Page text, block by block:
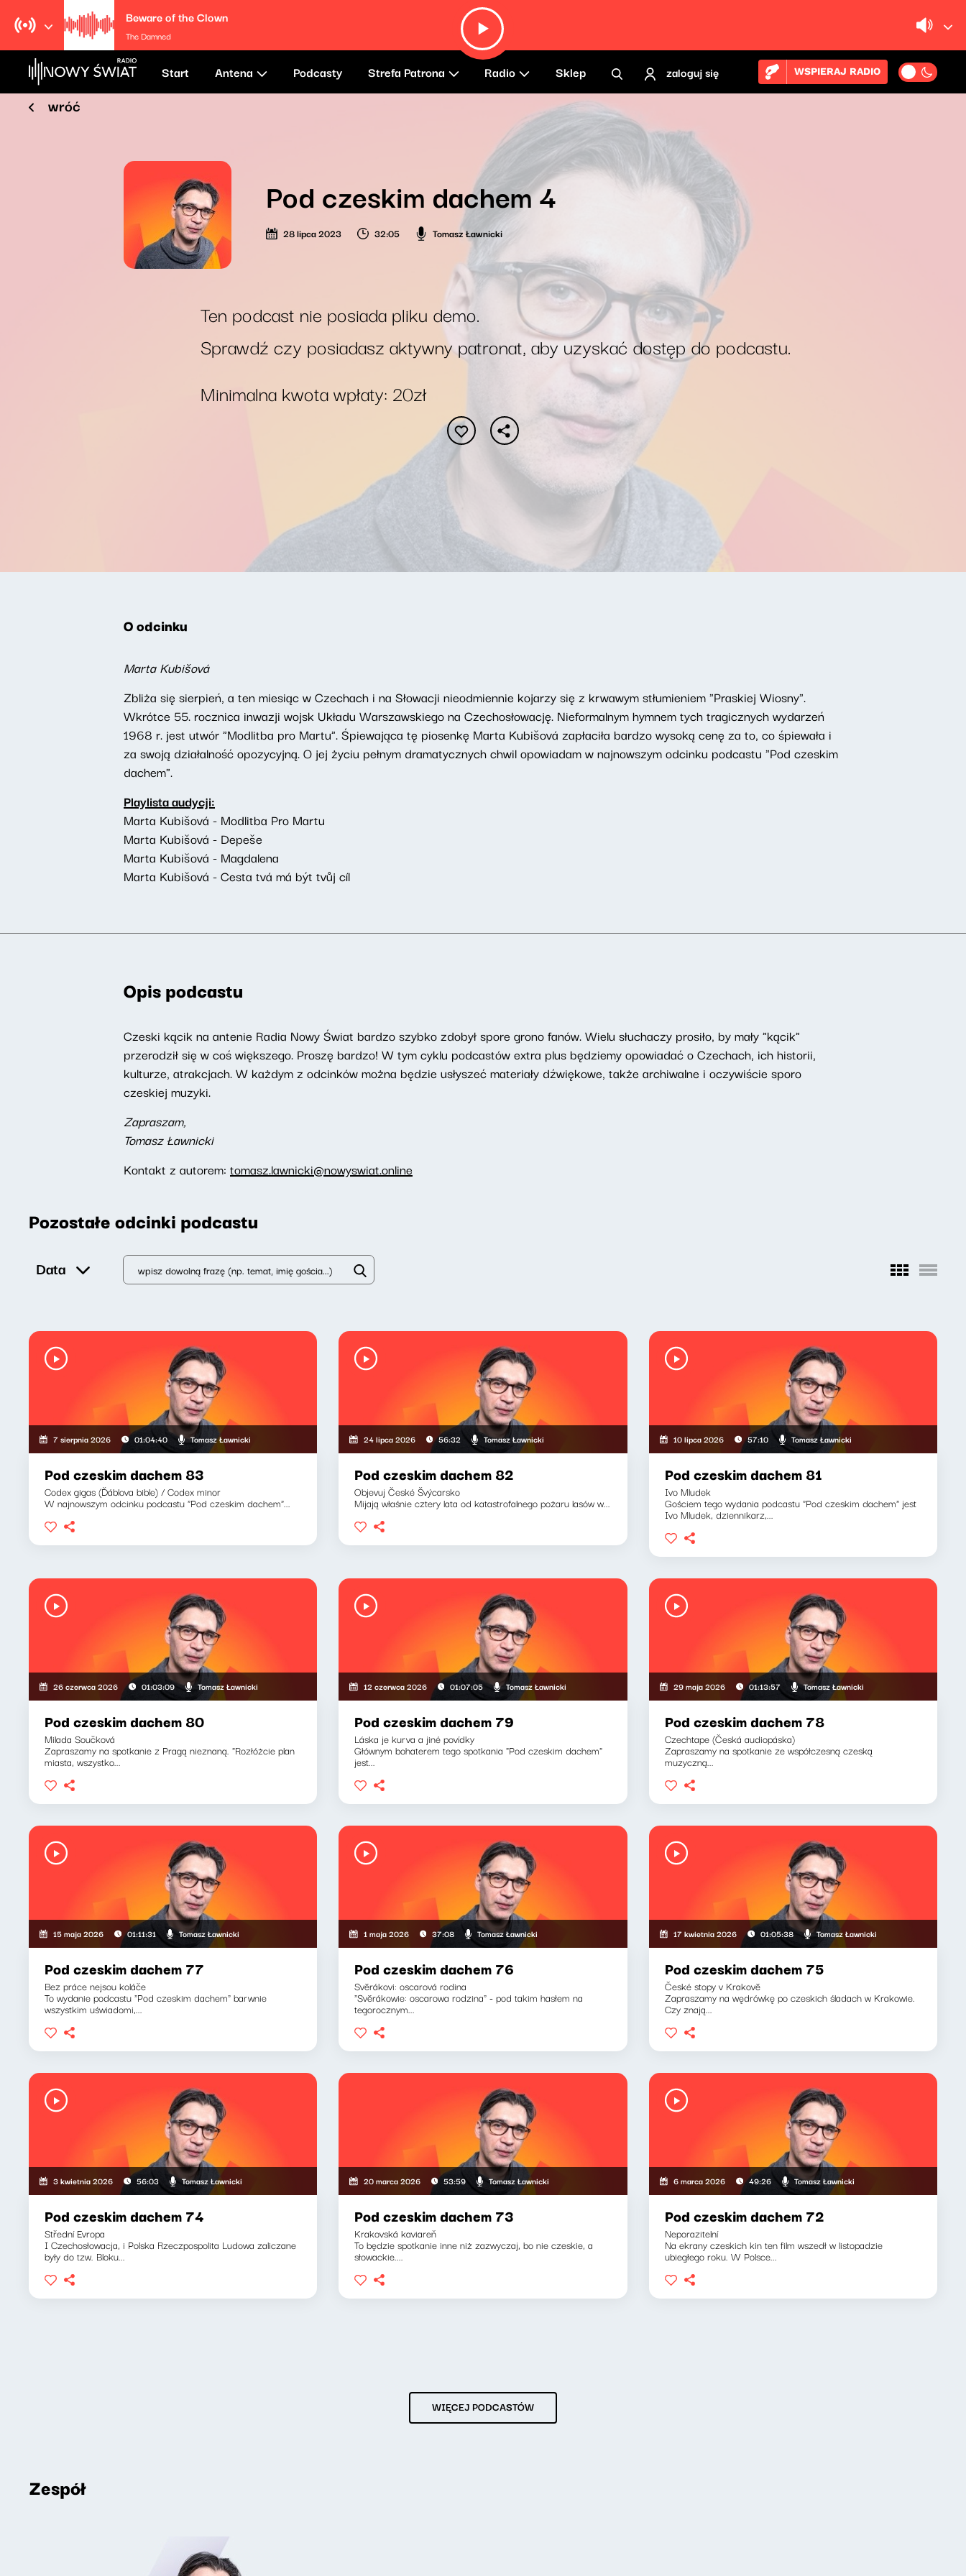
Beware of the Clown
The Damned
Start Antena Podcasty Strefa Patrona Radio Sklep zaloguj się WSPIERAJ RADIO
wróć
Pod czeskim dachem 4
28 lipca 2023 32:05 Tomasz Ławnicki
Ten podcast nie posiada pliku demo.
Sprawdź czy posiadasz aktywny patronat, aby uzyskać dostęp do podcastu.
Minimalna kwota wpłaty: 20zł
O odcinku
Marta Kubišová
Zbliża się sierpień, a ten miesiąc w Czechach i na Słowacji nieodmiennie kojarzy się z krwawym stłumieniem "Praskiej Wiosny".
Wkrótce 55. rocznica inwazji wojsk Układu Warszawskiego na Czechosłowację. Nieformalnym hymnem tych tragicznych wydarzeń
1968 r. jest utwór "Modlitba pro Martu". Śpiewająca tę piosenkę Marta Kubišová zapłaciła bardzo wysoką cenę za to, co śpiewała i
za swoją działalność opozycyjną. O jej życiu pełnym dramatycznych chwil opowiadam w najnowszym odcinku podcastu "Pod czeskim
dachem".
Playlista audycji:
Marta Kubišová - Modlitba Pro Martu
Marta Kubišová - Depeše
Marta Kubišová - Magdalena
Marta Kubišová - Cesta tvá má být tvůj cíl
Opis podcastu
Czeski kącik na antenie Radia Nowy Świat bardzo szybko zdobył spore grono fanów. Wielu słuchaczy prosiło, by mały "kącik"
przerodził się w coś większego. Proszę bardzo! W tym cyklu podcastów extra plus będziemy opowiadać o Czechach, ich historii,
kulturze, atrakcjach. W każdym z odcinków można będzie usłyszeć materiały dźwiękowe, także archiwalne i oczywiście sporo
czeskiej muzyki.
Zapraszam,
Tomasz Ławnicki
Kontakt z autorem: tomasz.lawnicki@nowyswiat.online
Pozostałe odcinki podcastu
Data
7 sierpnia 2026 01:04:40 Tomasz Ławnicki
Pod czeskim dachem 83
Codex gigas (Ďáblova bible) / Codex minor
W najnowszym odcinku podcastu "Pod czeskim dachem"...
24 lipca 2026 56:32 Tomasz Ławnicki
Pod czeskim dachem 82
Objevuj České Švýcarsko
Mijają właśnie cztery lata od katastrofalnego pożaru lasów w...
10 lipca 2026 57:10 Tomasz Ławnicki
Pod czeskim dachem 81
Ivo Mludek
Gościem tego wydania podcastu "Pod czeskim dachem" jest
Ivo Mludek, dziennikarz,...
26 czerwca 2026 01:03:09 Tomasz Ławnicki
Pod czeskim dachem 80
Milada Součková
Zapraszamy na spotkanie z Pragą nieznaną. "Rozłóżcie plan
miasta, wszystko...
12 czerwca 2026 01:07:05 Tomasz Ławnicki
Pod czeskim dachem 79
Láska je kurva a jiné povídky
Głównym bohaterem tego spotkania "Pod czeskim dachem"
jest...
29 maja 2026 01:13:57 Tomasz Ławnicki
Pod czeskim dachem 78
Czechtape (Česká audiopáska)
Zapraszamy na spotkanie ze współczesną czeską
muzyczną...
15 maja 2026 01:11:31 Tomasz Ławnicki
Pod czeskim dachem 77
Bez práce nejsou koláče
To wydanie podcastu "Pod czeskim dachem" barwnie
wszystkim uświadomi,...
1 maja 2026 37:08 Tomasz Ławnicki
Pod czeskim dachem 76
Svěrákovi: oscarová rodina
"Svěrákowie: oscarowa rodzina" - pod takim hasłem na
tegorocznym...
17 kwietnia 2026 01:05:38 Tomasz Ławnicki
Pod czeskim dachem 75
České stopy v Krakově
Zapraszamy na wędrówkę po czeskich śladach w Krakowie.
Czy znają...
3 kwietnia 2026 56:03 Tomasz Ławnicki
Pod czeskim dachem 74
Střední Evropa
I Czechosłowacja, i Polska Rzeczpospolita Ludowa zaliczane
były do tzw. Bloku...
20 marca 2026 53:59 Tomasz Ławnicki
Pod czeskim dachem 73
Krakovská kaviareň
To będzie spotkanie inne niż zazwyczaj, bo nie czeskie, a
słowackie....
6 marca 2026 49:26 Tomasz Ławnicki
Pod czeskim dachem 72
Neporazitelní
Na ekrany czeskich kin ten film wszedł w listopadzie
ubiegłego roku. W Polsce...
WIĘCEJ PODCASTÓW
Zespół